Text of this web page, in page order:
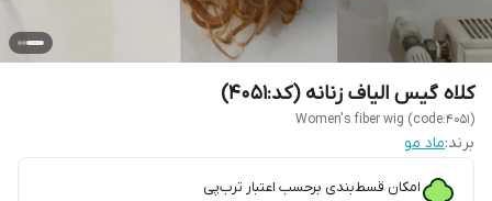
کلاه گیس الیاف زنانه (کد:4051)
Women's fiber wig (code:4051)
برند:ماد مو
امکان قسط‌بندی برحسب اعتبار ترب‌پی